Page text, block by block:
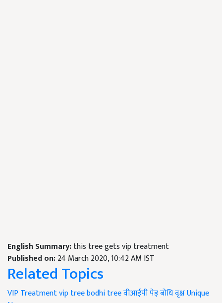
English Summary:this tree gets vip treatment
Published on:24 March 2020, 10:42 AM IST
Related Topics
VIP Treatmentvip treebodhi treeवीआईपी पेड़ बोधि वृक्षUnique